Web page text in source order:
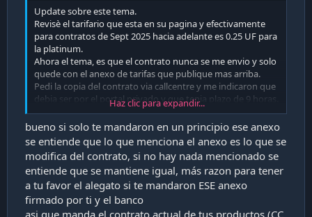
Update sobre este tema.
Revisè el tarifario que esta en su pagina y efectivamente
para contratos de Sept 2025 hacia adelante es 0.25 UF para
la platinum.
Ahora el tema, es que el contrato nunca se me envio y solo
quede con el anexo de tarifas que publique mas arriba.
Pedi la copia del contrato via callcentre y me indicaron que
debia ser por el portal privado y que tenia plazo de 9 horas.
Lo pedi el lunes en la mañana, nunca llego nada hasta que
revise ayer y me aparecia cerrado y resuelto. Volvi a llamar
y me indicaban que quizas estaba en Spam y blablabla. les
dije que sus encuestas tontas me llegaban sin problema al
Inbox, asi que dudo que otras cosas que nunca van a Spam
lleguen a Spam.
Cuento corto solicite de nuevo en contrato ayer, y en la
noche me llego una confirmación de un ejectuvo que tenia
plazo de resolución hasta el 14 de Mayo.
Haz clic para expandir...
bueno si solo te mandaron en un principio ese anexo
se entiende que lo que menciona el anexo es lo que se
modifica del contrato, si no hay nada mencionado se
entiende que se mantiene igual, más razon para tener
a tu favor el alegato si te mandaron ESE anexo
firmado por ti y el banco
asi que manda el contrato actual de tus productos (CC